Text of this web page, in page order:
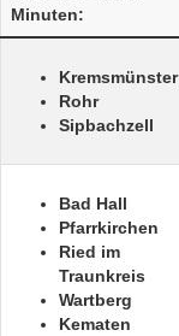
Minuten:
Kremsmünster
Rohr
Sipbachzell
Bad Hall
Pfarrkirchen
Ried im
Traunkreis
Wartberg
Kematen